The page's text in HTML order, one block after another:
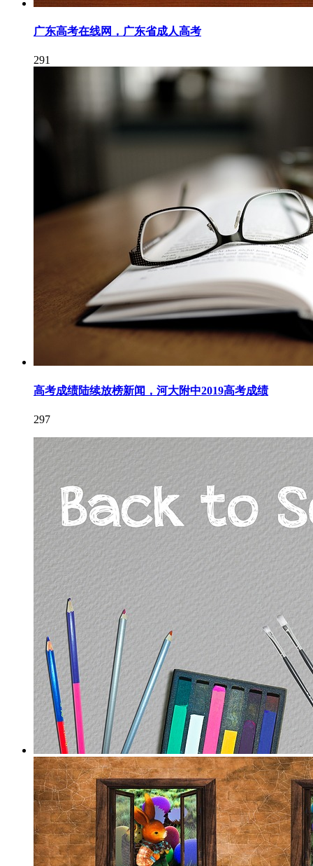
广东高考在线网，广东省成人高考
291
高考成绩陆续放榜新闻，河大附中2019高考成绩
297